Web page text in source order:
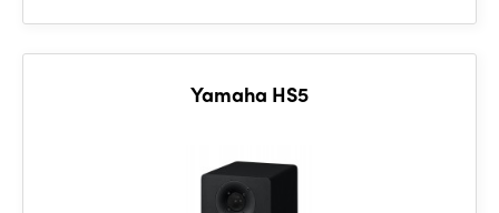
Yamaha HS5